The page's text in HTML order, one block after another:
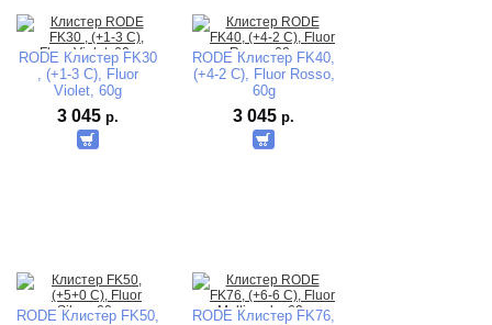
RODE Клистер FK30
, (+1-3 C), Fluor
Violet, 60g
3 045 р.
RODE Клистер FK40,
(+4-2 C), Fluor Rosso,
60g
3 045 р.
RODE Клистер FK50,
RODE Клистер FK76,